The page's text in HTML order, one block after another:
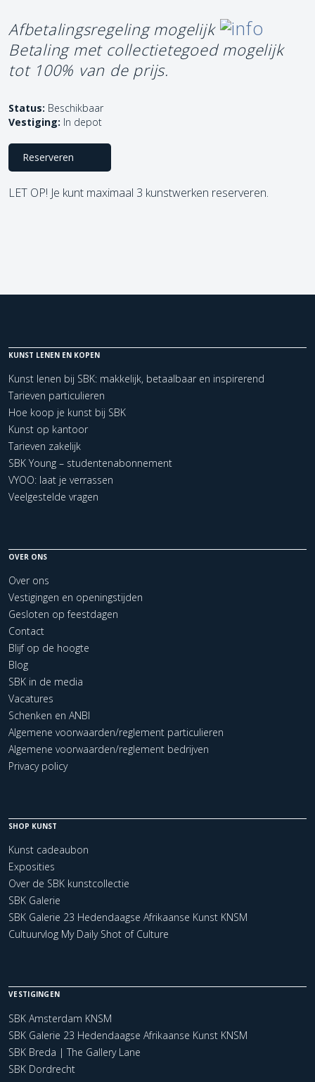
Afbetalingsregeling mogelijk
Betaling met collectietegoed mogelijk
tot 100% van de prijs.
Status: Beschikbaar
Vestiging: In depot
Reserveren
LET OP! Je kunt maximaal 3 kunstwerken reserveren.
KUNST LENEN EN KOPEN
Kunst lenen bij SBK: makkelijk, betaalbaar en inspirerend
Tarieven particulieren
Hoe koop je kunst bij SBK
Kunst op kantoor
Tarieven zakelijk
SBK Young – studentenabonnement
VYOO: laat je verrassen
Veelgestelde vragen
OVER ONS
Over ons
Vestigingen en openingstijden
Gesloten op feestdagen
Contact
Blijf op de hoogte
Blog
SBK in de media
Vacatures
Schenken en ANBI
Algemene voorwaarden/reglement particulieren
Algemene voorwaarden/reglement bedrijven
Privacy policy
SHOP KUNST
Kunst cadeaubon
Exposities
Over de SBK kunstcollectie
SBK Galerie
SBK Galerie 23 Hedendaagse Afrikaanse Kunst KNSM
Cultuurvlog My Daily Shot of Culture
VESTIGINGEN
SBK Amsterdam KNSM
SBK Galerie 23 Hedendaagse Afrikaanse Kunst KNSM
SBK Breda | The Gallery Lane
SBK Dordrecht